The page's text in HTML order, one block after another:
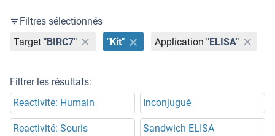
Filtres sélectionnés
Target "BIRC7" "Kit" Application "ELISA"
Filtrer les résultats:
Reactivité: Humain
Inconjugué
Reactivité: Souris Sandwich ELISA